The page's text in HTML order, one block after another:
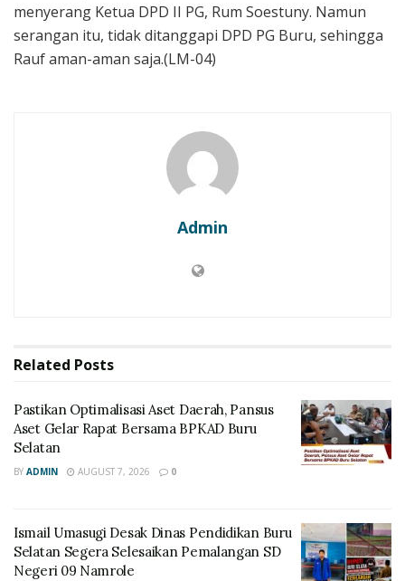
menyerang Ketua DPD II PG, Rum Soestuny. Namun
serangan itu, tidak ditanggapi DPD PG Buru, sehingga
Rauf aman-aman saja.(LM-04)
Admin
Related Posts
Pastikan Optimalisasi Aset Daerah, Pansus
Aset Gelar Rapat Bersama BPKAD Buru
Selatan
BY ADMIN AUGUST 7, 2026 0
Ismail Umasugi Desak Dinas Pendidikan Buru
Selatan Segera Selesaikan Pemalangan SD
Negeri 09 Namrole